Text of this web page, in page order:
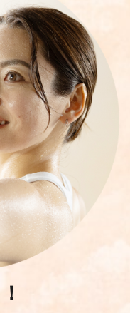
13 10:00 -
をぽかぽかと
心の疲れも手放
不調もケアし
改善にも効果